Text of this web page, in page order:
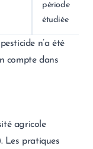
période
étudiée
n’a été
compte dans
agricole
Les pratiques